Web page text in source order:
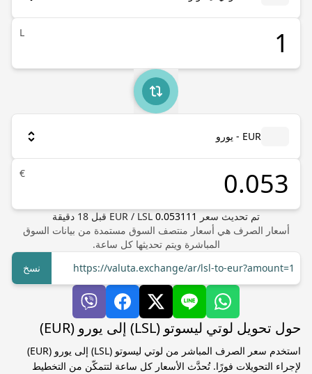
L
EUR - يورو
€
تم تحديث سعر EUR / LSL 0.053111 قبل 18 دقيقة
أسعار الصرف هي أسعار منتصف السوق مستمدة من بيانات السوق
المباشرة ويتم تحديثها كل ساعة.
https://valuta.exchange/ar/lsl-to-eur?amount=1
نسخ
حول تحويل لوتي ليسوتو (LSL) إلى يورو (EUR)
استخدم سعر الصرف المباشر من لوتي ليسوتو (LSL) إلى يورو (EUR)
لإجراء التحويلات فورًا. تُحدَّث الأسعار كل ساعة لتتمكّن من التخطيط